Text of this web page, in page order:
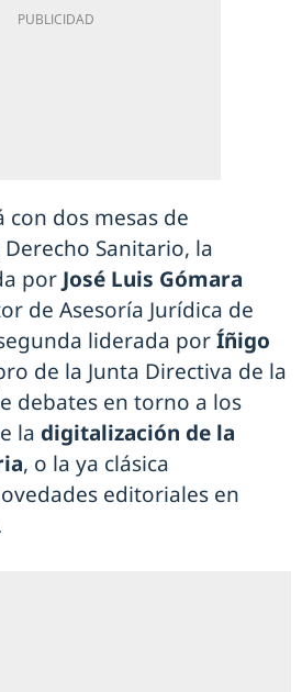
dos mesas de
Sanitario, la
por José Luis Gómara
de Asesoría Jurídica de
liderada porÍñigo
de la Junta Directiva de la
debates en torno a los
la digitalización de la
, o la ya clásica
editoriales en